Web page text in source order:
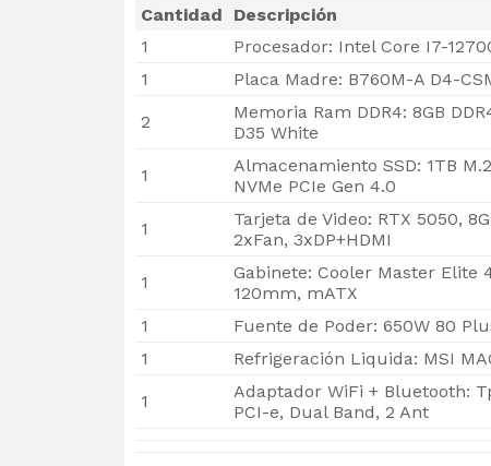
Cantidad
Descripción
1
Procesador: Intel Core I7-
1
Placa Madre: B760M-A D4-
2
Memoria Ram DDR4: 8GB
D35 White
1
Almacenamiento SSD: 1TB
NVMe PCIe Gen 4.0
1
Tarjeta de Video: RTX 5050,
2xFan, 3xDP+HDMI
1
Gabinete: Cooler Master Elite
120mm, mATX
1
Fuente de Poder: 650W 80
1
Refrigeración Liquida: MSI
1
Adaptador WiFi + Bluetooth:
PCI-e, Dual Band, 2 Ant